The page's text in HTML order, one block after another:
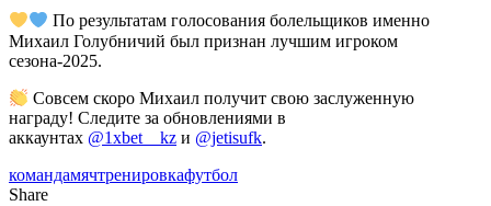
По результатам голосования болельщиков именно
Михаил Голубничий был признан лучшим игроком
сезона-2025.
Совсем скоро Михаил получит свою заслуженную
награду! Следите за обновлениями в
аккаунтах @1xbet__kz и @jetisufk.
командамячтренировкафутбол
Share